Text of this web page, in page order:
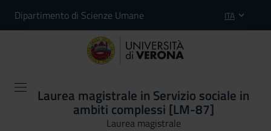
Dipartimento di Scienze Umane ITA
Laurea magistrale in Servizio sociale in
ambiti complessi [LM-87]
Laurea magistrale